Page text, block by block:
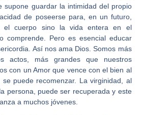
supone guardar la intimidad del propio
de poseerse para, en un futuro,
el cuerpo sino la vida entera en el
comprende. Pero es esencial educar
Así nos ama Dios .Somos más
actos, más grandes que nuestros
con un Amor que vence con el bien al
puede recomenzar. La virginidad, al
persona, puede ser recuperada y este
a muchos jóvenes.